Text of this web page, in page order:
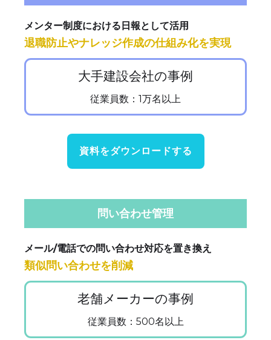
メンター制度における日報として活用
退職防止やナレッジ作成の仕組み化を実現
大手建設会社の事例
従業員数：1万名以上
資料をダウンロードする
問い合わせ管理
メール/電話での問い合わせ対応を置き換え
類似問い合わせを削減
老舗メーカーの事例
従業員数：500名以上